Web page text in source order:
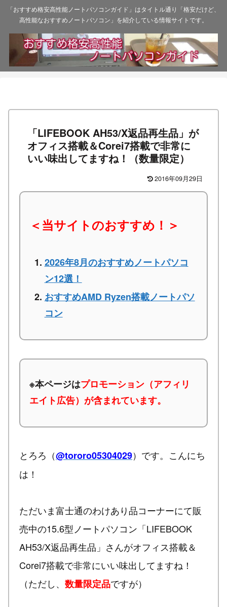
「おすすめ格安高性能ノートパソコンガイド」はタイトル通り「格安だけど、
高性能なおすすめノートパソコン」を紹介している情報サイトです。
「LIFEBOOK AH53/X返品再生品」が
オフィス搭載＆Corei7搭載で非常に
いい味出してますね！（数量限定）
2016年09月29日
＜当サイトのおすすめ！＞
2026年8月のおすすめノートパソコ
ン12選！
おすすめAMD Ryzen搭載ノートパソ
コン
※本ページはプロモーション（アフィリ
エイト広告）が含まれています。
とろろ（@tororo05304029）です。こんにち
は！
ただいま富士通のわけあり品コーナーにて販
売中の15.6型ノートパソコン「LIFEBOOK
AH53/X返品再生品」さんがオフィス搭載＆
Corei7搭載で非常にいい味出してますね！
（ただし、 数量限定品ですが）